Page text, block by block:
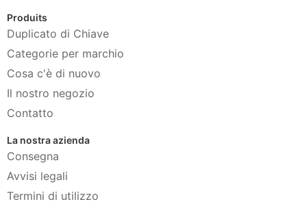
Produits
Duplicato di Chiave
Categorie per marchio
Cosa c'è di nuovo
Il nostro negozio
Contatto
La nostra azienda
Consegna
Avvisi legali
Termini di utilizzo